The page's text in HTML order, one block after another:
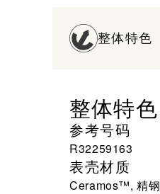
整体特色
整体特色
参考号码
R32259163
表壳材质
Ceramos™, 精钢